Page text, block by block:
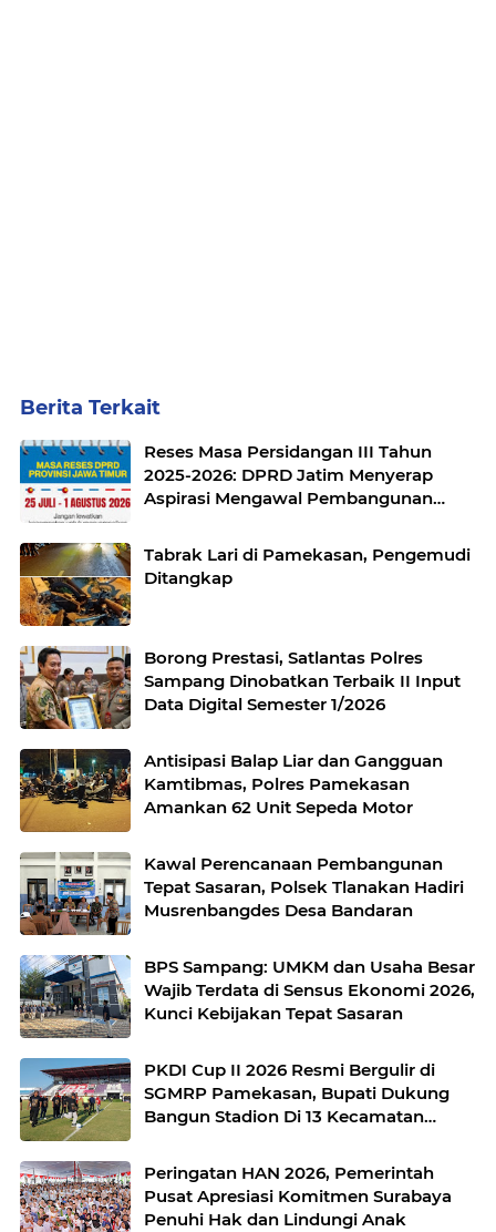
Berita Terkait
Reses Masa Persidangan III Tahun
2025-2026: DPRD Jatim Menyerap
Aspirasi Mengawal Pembangunan
Tabrak Lari di Pamekasan, Pengemudi
Ditangkap
Borong Prestasi, Satlantas Polres
Sampang Dinobatkan Terbaik II Input
Data Digital Semester 1/2026
Antisipasi Balap Liar dan Gangguan
Kamtibmas, Polres Pamekasan
Amankan 62 Unit Sepeda Motor
Kawal Perencanaan Pembangunan
Tepat Sasaran, Polsek Tlanakan Hadiri
Musrenbangdes Desa Bandaran
BPS Sampang: UMKM dan Usaha Besar
Wajib Terdata di Sensus Ekonomi 2026,
Kunci Kebijakan Tepat Sasaran
PKDI Cup II 2026 Resmi Bergulir di
SGMRP Pamekasan, Bupati Dukung
Bangun Stadion Di 13 Kecamatan
Peringatan HAN 2026, Pemerintah
Pusat Apresiasi Komitmen Surabaya
Penuhi Hak dan Lindungi Anak